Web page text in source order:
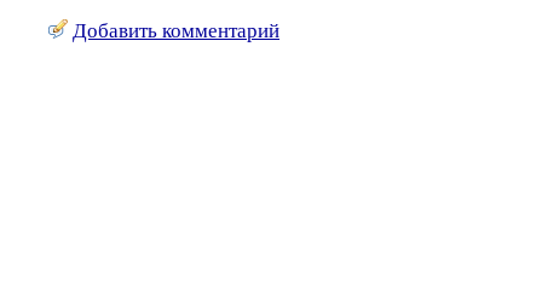
Добавить комментарий